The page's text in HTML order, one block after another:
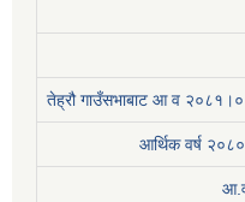
तेह्रौ गाउँसभाबाट आ व
आर्थिक वर्ष